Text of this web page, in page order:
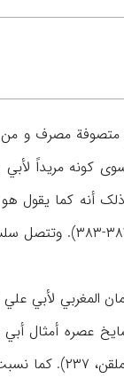
بعد ۳۴۰هـ/ ۹۵۱م)، من
یشیر إلیه دائماً ب«
الشریعة، بینما وصل هو من
(ص ۲۰۰) والمیبدي (۳/۳۸۶) عن
عصره أمثال أبي
الخراز، وروی بعض کلام